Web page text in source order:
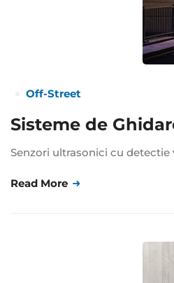
Off-Street
Sisteme de
Senzori ultrasonici cu detectie
Read More